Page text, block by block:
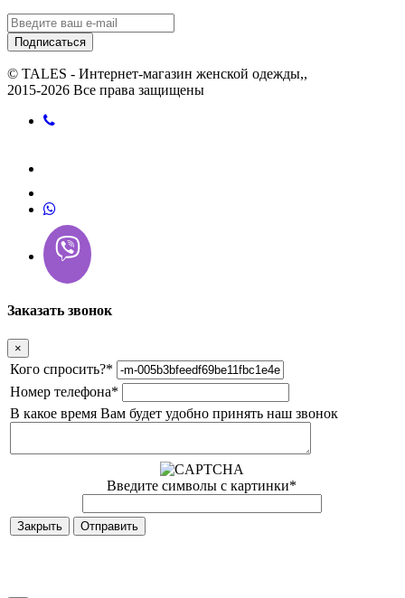
Подписаться
© TALES - Интернет-магазин женской одежды,,
2015-2026 Все права защищены
Заказать звонок
×
Кого спросить?*
Номер телефона*
В какое время Вам будет удобно принять наш звонок
Введите символы с картинки*
Закрыть